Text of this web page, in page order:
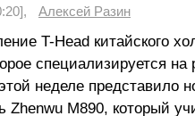
Алексей Разин
T-Head китайского
специализируется на
неделе представило
Zhenwu M890, который